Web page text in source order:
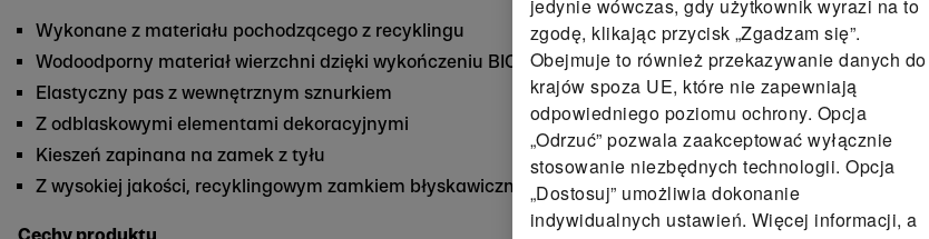
Wykonane z materiału pochodzącego z recyklingu
Wodoodporny materiał wierzchni dzięki wykończeniu BIONIC-FINISH® ECO
Elastyczny pas z wewnętrznym sznurkiem
Z odblaskowymi elementami dekoracyjnymi
Kieszeń zapinana na zamek z tyłu
Z wysokiej jakości, recyklingowym zamkiem błyskawicznym marki YKK
Cechy produktu
jedynie wówczas, gdy użytkownik wyrazi na to
zgodę, klikając przycisk „Zgadzam się”.
Obejmuje to również przekazywanie danych do
krajów spoza UE, które nie zapewniają
odpowiedniego poziomu ochrony. Opcja
„Odrzuć” pozwala zaakceptować wyłącznie
stosowanie niezbędnych technologii. Opcja
„Dostosuj” umożliwia dokonanie
indywidualnych ustawień. Więcej informacji, a